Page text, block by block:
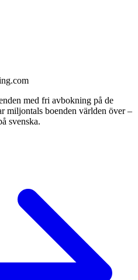
med fri avbokning på de
miljontals boenden världen över –
svenska.